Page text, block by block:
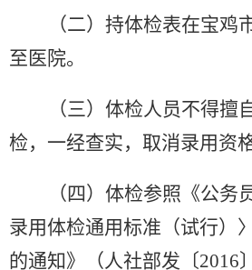
（二） 持体检表在宝鸡
至医院。
（三） 体检人员不得擅
检，一经查实，取消录用资格
（四） 体检参照《公务
录用体检通用标准（试行）
的通知》（人社部发〔2016